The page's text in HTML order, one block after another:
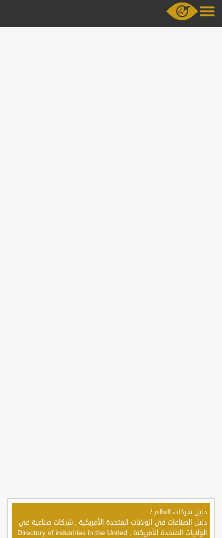
دليل شركات العالم /
دليل الصناعات في الولايات المتحدة الأمريكية , شركات صناعية في
الولايات المتحدة الأمريكية , Directory of industries in the United